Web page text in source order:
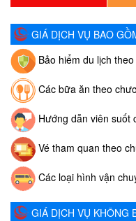
GIÁ DỊCH VỤ BAO
Bảo hiểm du lịch
Các bữa ăn theo
Hướng dẫn viên suốt
Vé tham quan theo
Các loại hình vận
GIÁ DỊCH VỤ KHÔNG